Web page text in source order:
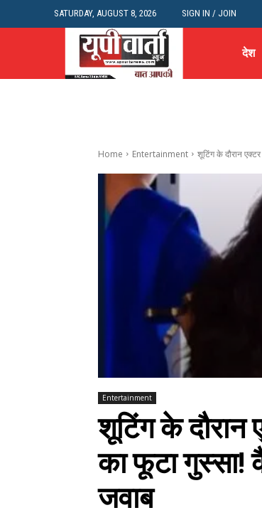
SATURDAY, AUGUST 8, 2026 SIGN IN / JOIN
देश
Home Entertainment शूटिंग के दौरान
Entertainment
शूटिंग के दौरान
का फूटा गुस्सा!
जवाब